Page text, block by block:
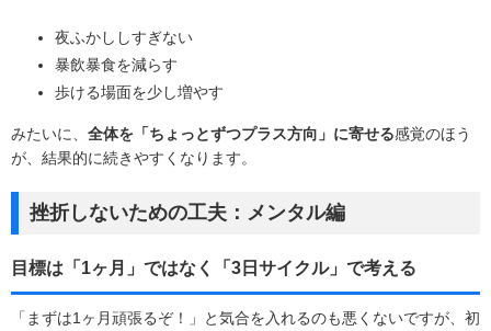
夜ふかししすぎない
暴飲暴食を減らす
歩ける場面を少し増やす
みたいに、 全体を「ちょっとずつプラス方向」に寄せる感覚のほう
が、結果的に続きやすくなります。
挫折しないための工夫：メンタル編
目標は「1ヶ月」ではなく「3日サイクル」で考える
「まずは1ヶ月頑張るぞ！」と気合を入れるのも悪くないですが、初